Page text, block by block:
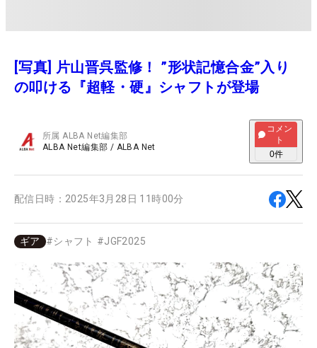
[写真] 片山晋呉監修！ ”形状記憶合金”入り
の叩ける『超軽・硬』シャフトが登場
所属ALBA Net編集部
ALBA Net編集部 / ALBA Net
コメン
ト
0件
配信日時： 2025年3月28日 11時00分
ギア #シャフト #JGF2025